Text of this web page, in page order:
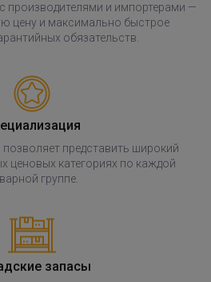
и импортерами —
цену и максимально быстрое
обязательств.
представить широкий
ценовых категориях по каждой
группе.
запасы